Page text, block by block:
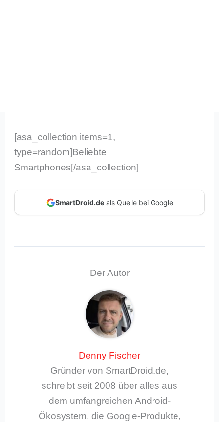
[asa_collection items=1,
type=random]Beliebte
Smartphones[/asa_collection]
SmartDroid.deals Quelle bei Google
Der Autor
Denny Fischer
Gründer von SmartDroid.de,
schreibt seit 2008 über alles aus
dem umfangreichen Android-
Ökosystem, die Google-Produkte,